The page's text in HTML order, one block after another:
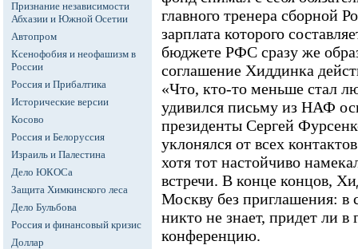
Признание независимости
Абхазии и Южной Осетии
Автопром
Ксенофобия и неофашизм в
России
Россия и Прибалтика
Исторические версии
Косово
Россия и Белоруссия
Израиль и Палестина
Дело ЮКОСа
Защита Химкинского леса
Дело Бульбова
Россия и финансовый кризис
Доллар
главного тренера сборной
зарплата которого
бюджете РФС сразу же
соглашение Хиддинка
«Что, кто-то меньше стал
удивился письму из НАФ
президенты Сергей
уклонялся от всех
хотя тот настойчиво
встречи. В конце концов,
Москву без приглашения: в
никто не знает, придет ли
конференцию.